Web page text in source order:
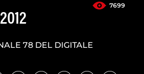
7699
78 DEL DIGITALE